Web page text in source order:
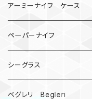
ビーズ
手裏剣
クロス十字架
ドリームキャッチャー
カードケース
アーミーナイフ ケース
ペーパーナイフ
シーグラス
ベグレリ Begleri